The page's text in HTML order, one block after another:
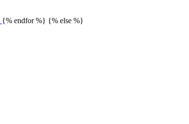
{% endfor %} {% else %}